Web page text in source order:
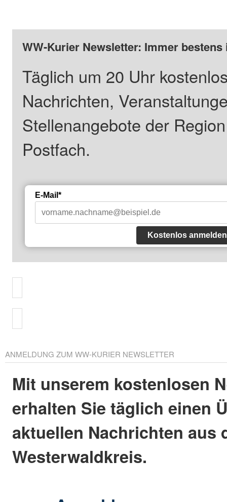
WW-Kurier Newsletter: Immer
Täglich um 20 Uhr
Nachrichten,
Stellenangebote der
Postfach.
E-Mail*
Kostenlos anmelden
ANMELDUNG ZUM WW-KURIER NEWSLETTER
Mit unserem kostenlosen
erhalten Sie täglich einen
aktuellen Nachrichten aus
Westerwaldkreis.